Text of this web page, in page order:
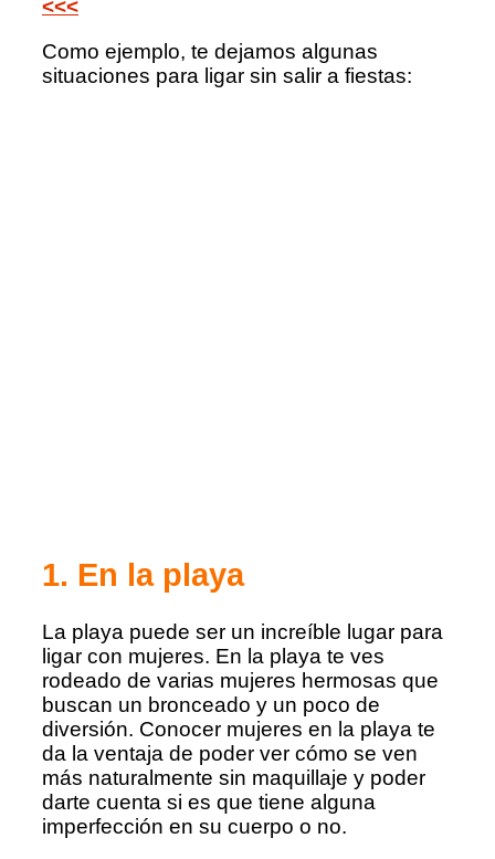
<<<
Como ejemplo, te dejamos algunas
situaciones para ligar sin salir a fiestas:
1. En la playa
La playa puede ser un increíble lugar para
ligar con mujeres. En la playa te ves
rodeado de varias mujeres hermosas que
buscan un bronceado y un poco de
diversión. Conocer mujeres en la playa te
da la ventaja de poder ver cómo se ven
más naturalmente sin maquillaje y poder
darte cuenta si es que tiene alguna
imperfección en su cuerpo o no.